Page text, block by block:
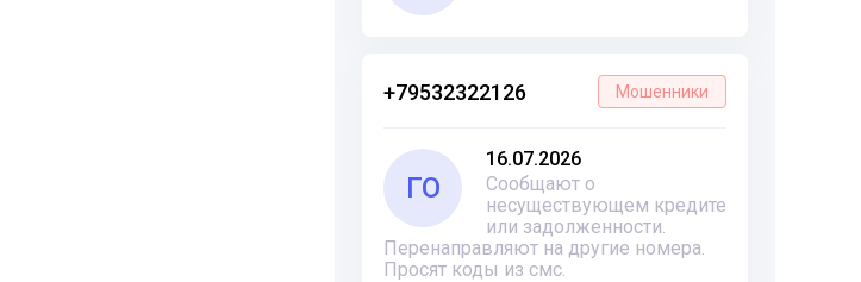
+79532322126 Мошенники
ГО
16.07.2026
Сообщают о
несуществующем кредите
или задолженности.
Перенаправляют на другие номера.
Просят коды из смс.